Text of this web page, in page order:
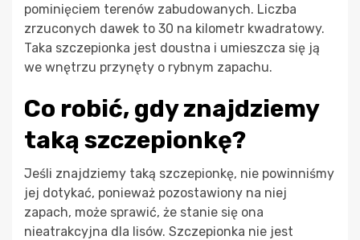
pominięciem terenów zabudowanych. Liczba
zrzuconych dawek to 30 na kilometr kwadratowy.
Taka szczepionka jest doustna i umieszcza się ją
we wnętrzu przynęty o rybnym zapachu.
Co robić, gdy znajdziemy
taką szczepionkę?
Jeśli znajdziemy taką szczepionkę, nie powinniśmy
jej dotykać, ponieważ pozostawiony na niej
zapach, może sprawić, że stanie się ona
nieatrakcyjna dla lisów. Szczepionka nie jest